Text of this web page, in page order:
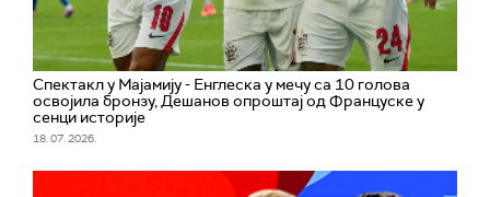
Спектакл у Мајамију - Енглеска у мечу са 10 голова
освојила бронзу, Дешанов опроштај од Француске у
сенци историје
18. 07. 2026.